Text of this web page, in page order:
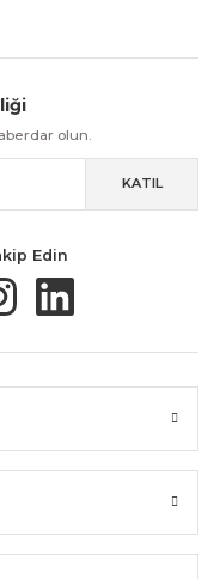
Alışveriş
Kolay İade & Değişim
olun.
KATIL
Edin